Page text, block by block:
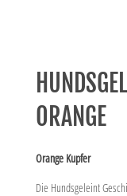
ORANGE
Orange Kupfer
Die Hundsgeleint